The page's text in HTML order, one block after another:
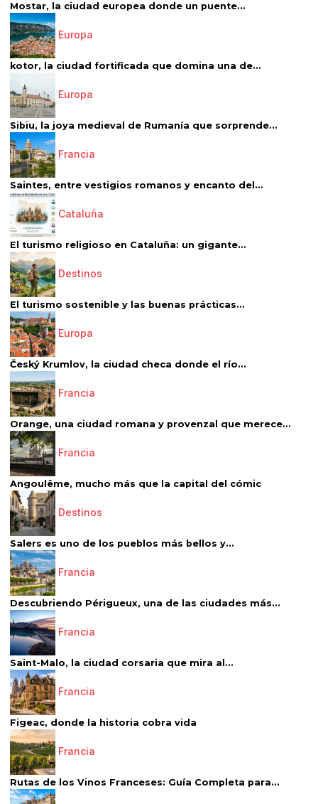
Mostar, la ciudad europea donde un puente...
Europa
kotor, la ciudad fortificada que domina una de...
Europa
Sibiu, la joya medieval de Rumanía que sorprende...
Francia
Saintes, entre vestigios romanos y encanto del...
Cataluña
El turismo religioso en Cataluña: un gigante...
Destinos
El turismo sostenible y las buenas prácticas...
Europa
Český Krumlov, la ciudad checa donde el río...
Francia
Orange, una ciudad romana y provenzal que merece...
Francia
Angoulême, mucho más que la capital del cómic
Destinos
Salers es uno de los pueblos más bellos y...
Francia
Descubriendo Périgueux, una de las ciudades más...
Francia
Saint-Malo, la ciudad corsaria que mira al...
Francia
Figeac, donde la historia cobra vida
Francia
Rutas de los Vinos Franceses: Guía Completa para...